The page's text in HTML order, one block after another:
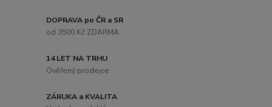
DOPRAVA po ČR a SR
od 3500 Kč ZDARMA
14 LET NA TRHU
Ověřený prodejce
ZÁRUKA a KVALITA